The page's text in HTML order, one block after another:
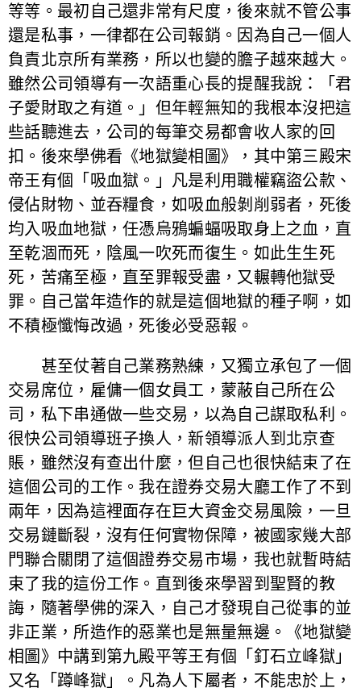
等等。最初自己還非常有尺度，後來就不管公事
還是私事，一律都在公司報銷。因為自己一個人
負責北京所有業務，所以也變的膽子越來越大。
雖然公司領導有一次語重心長的提醒我說：「君
子愛財取之有道。」但年輕無知的我根本沒把這
些話聽進去，公司的每筆交易都會收人家的回
扣。後來學佛看《地獄變相圖》，其中第三殿宋
帝王有個「吸血獄。」凡是利用職權竊盜公款、
侵佔財物、並吞糧食，如吸血般剝削弱者，死後
均入吸血地獄，任憑烏鴉蝙蝠吸取身上之血，直
至乾涸而死，陰風一吹死而復生。如此生生死
死，苦痛至極，直至罪報受盡，又輾轉他獄受
罪。自己當年造作的就是這個地獄的種子啊，如
不積極懺悔改過，死後必受惡報。
甚至仗著自己業務熟練，又獨立承包了一個
交易席位，雇傭一個女員工，蒙蔽自己所在公
司，私下串通做一些交易，以為自己謀取私利。
很快公司領導班子換人，新領導派人到北京查
賬，雖然沒有查出什麼，但自己也很快結束了在
這個公司的工作。我在證券交易大廳工作了不到
兩年，因為這裡面存在巨大資金交易風險，一旦
交易鏈斷裂，沒有任何實物保障，被國家幾大部
門聯合關閉了這個證券交易市場，我也就暫時結
束了我的這份工作。直到後來學習到聖賢的教
誨，隨著學佛的深入，自己才發現自己從事的並
非正業，所造作的惡業也是無量無邊。《地獄變
相圖》中講到第九殿平等王有個「釘石立峰獄」
又名「蹲峰獄」。凡為人下屬者，不能忠於上，